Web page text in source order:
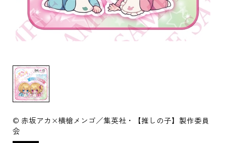
© 赤坂アカ×横槍メンゴ／集英社・【推しの子】製作委員
会